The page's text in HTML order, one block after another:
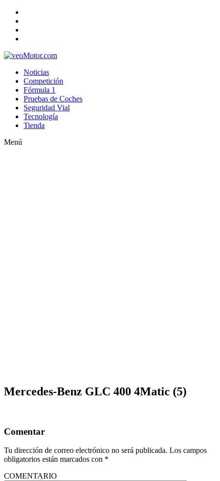
Noticias
Competición
Fórmula 1
Pruebas de Coches
Seguridad Vial
Tecnología
Tienda
Menú
Mercedes-Benz GLC 400 4Matic (5)
Comentar
Tu dirección de correo electrónico no será publicada. Los campos
obligatorios están marcados con *
COMENTARIO